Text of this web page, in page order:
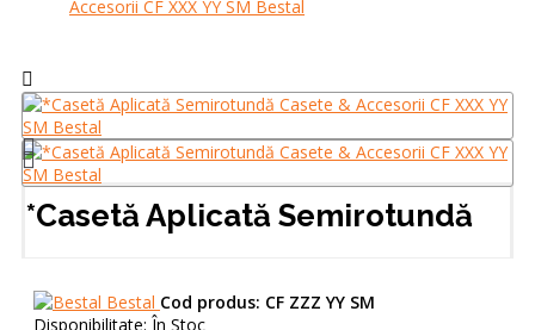
*Casetă Aplicată Semirotundă
Bestal Cod produs: CF ZZZ YY SM
Disponibilitate: În Stoc